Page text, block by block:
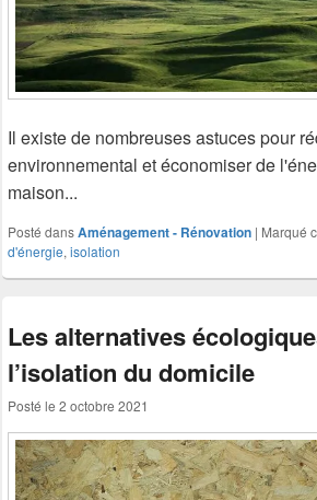
Il existe de nombreuses astuces pour
environnemental et économiser de
maison...
Posté dansAménagement - Rénovation | Marqué
d'énergie, isolation
Les alternatives
l’isolation du domicile
Posté le 2 octobre 2021